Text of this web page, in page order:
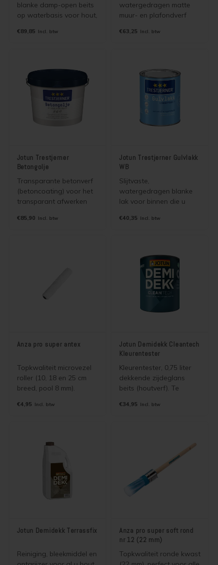
blanke damp-open beits
op waterbasis voor hout,
Bevat een UV filter en is
worden gemengd.
€89,85 Incl. btw
watergedragen matte
muur- en plafondverf
schilderen van stucwerk,
cementgebonden
plaatsmaterialen en
diverse wandweefsels.
€63,25 Incl. btw
Jotun Trestjerner
Betongolje
Transparante betonverf
(betoncoating) voor het
transparant afwerken
cementdekvloeren en
€85,90 Incl. btw
Jotun Trestjerner Gulvlakk
WB
Slijtvaste,
watergedragen blanke
lak voor binnen die u
lakken van houten
€40,35 Incl. btw
Anza pro super antex
Topkwaliteit microvezel
roller (10, 18 en 25 cm
breed, pool 8 mm).
producten, zowel
€4,95 Incl. btw
Jotun Demidekk Cleantech
Kleurentester
Kleurentester, 0,75 liter
dekkende zijdeglans
beits (houtverf). Te
testen van kleuren.
€34,95 Incl. btw
Jotun Demidekk Terrassfix
Reiniging, bleekmiddel en
Anza pro super soft rond
nr 12 (22 mm)
Topkwaliteit ronde kwast